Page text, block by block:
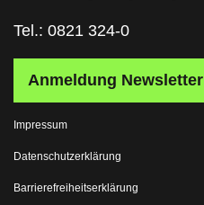
Tel.: 0821 324-0
Anmeldung Newsletter
Impressum
Datenschutzerklärung
Barrierefreiheitserklärung